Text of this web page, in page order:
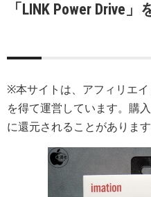
「LINK Power Drive
※本サイトは、アフィリエ
を得て運営しています。購
に還元されることがあります